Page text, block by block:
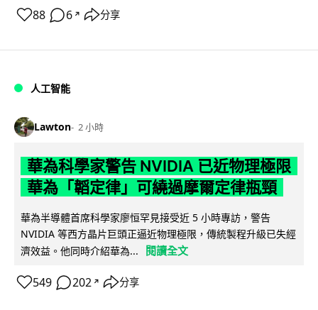
88 6 ↗ 分享
人工智能
Lawton 2 小時
華為科學家警告 NVIDIA 已近物理極限
華為「韜定律」可繞過摩爾定律瓶頸
華為半導體首席科學家廖恒罕見接受近 5 小時專訪，警告
NVIDIA 等西方晶片巨頭正逼近物理極限，傳統製程升級已失經
濟效益。他同時介紹華為...
閱讀全文
549 202 ↗ 分享